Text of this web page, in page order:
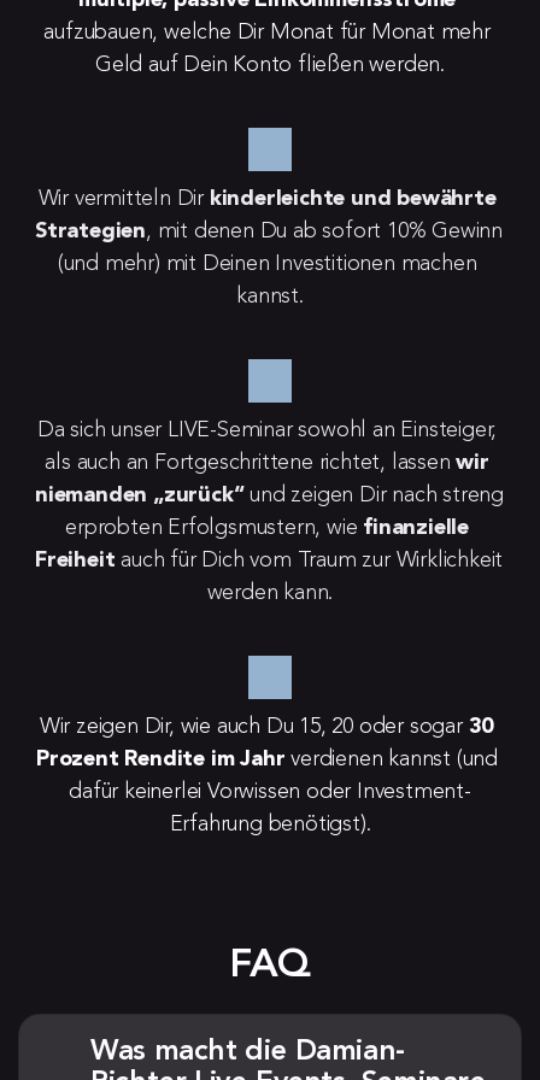
aufzubauen, welche Dir Monat für Monat mehr
Geld auf Dein Konto fließen werden.
Wir vermitteln Dir kinderleichte und bewährte
Strategien, mit denen Du ab sofort 10% Gewinn
(und mehr) mit Deinen Investitionen machen
kannst.
Da sich unser LIVE-Seminar sowohl an Einsteiger,
als auch an Fortgeschrittene richtet, lassen wir
niemanden „zurück“ und zeigen Dir nach streng
erprobten Erfolgsmustern, wie finanzielle
Freiheit auch für Dich vom Traum zur Wirklichkeit
werden kann.
Wir zeigen Dir, wie auch Du 15, 20 oder sogar 30
Prozent Rendite im Jahr verdienen kannst (und
dafür keinerlei Vorwissen oder Investment-
Erfahrung benötigst).
FAQ
Was macht die Damian-